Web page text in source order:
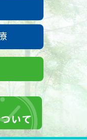
261件（昨年度比-28
、昨年度比 ＋3
度比 ＋24件）
2024.9.11
、退職スタッフの
興味のある方は、
ト数名
数名(過去病院や